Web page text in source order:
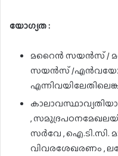
യോഗ്യത :
മറൈൻ സയൻസ് /
സയൻസ് /
,
സർവേ , ഐ.ടി.സി.
വിവരശേഖരണം ,